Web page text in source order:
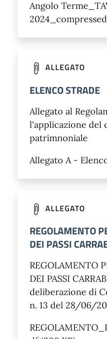
Angolo
ALLEGATO
ELENCO STRADE
Allegato al
l'applicazione del
patrimnoniale
Allegato A -
ALLEGATO
REGOLAMENTO
DEI PASSI
REGOLAMENTO
DEI PASSI
deliberazione di
n. 13 del 28/06/